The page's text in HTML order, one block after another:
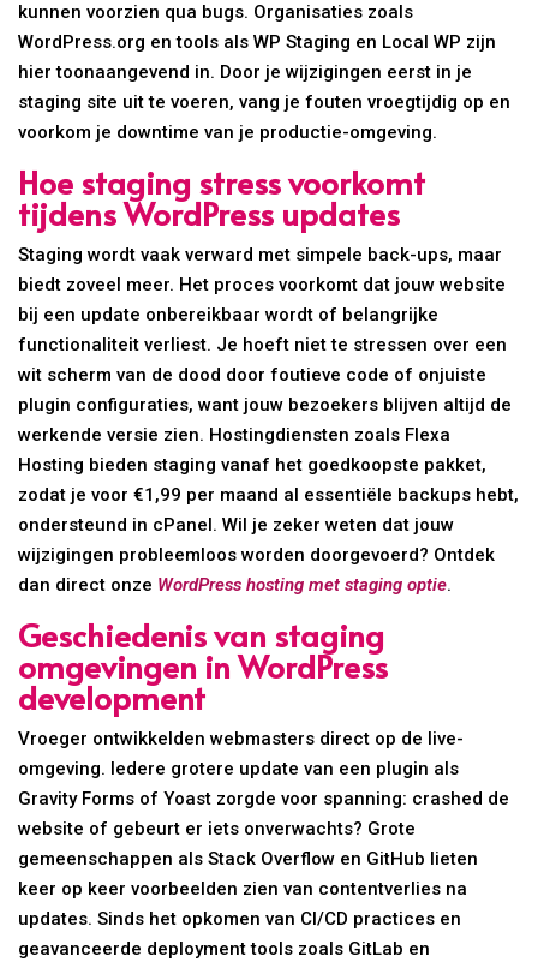
kunnen voorzien qua bugs. Organisaties zoals
WordPress.org en tools als WP Staging en Local WP zijn
hier toonaangevend in. Door je wijzigingen eerst in je
staging site uit te voeren, vang je fouten vroegtijdig op en
voorkom je downtime van je productie-omgeving.
Hoe staging stress voorkomt
tijdens WordPress updates
Staging wordt vaak verward met simpele back-ups, maar
biedt zoveel meer. Het proces voorkomt dat jouw website
bij een update onbereikbaar wordt of belangrijke
functionaliteit verliest. Je hoeft niet te stressen over een
wit scherm van de dood door foutieve code of onjuiste
plugin configuraties, want jouw bezoekers blijven altijd de
werkende versie zien. Hostingdiensten zoals Flexa
Hosting bieden staging vanaf het goedkoopste pakket,
zodat je voor €1,99 per maand al essentiële backups hebt,
ondersteund in cPanel. Wil je zeker weten dat jouw
wijzigingen probleemloos worden doorgevoerd? Ontdek
dan direct onze WordPress hosting met staging optie.
Geschiedenis van staging
omgevingen in WordPress
development
Vroeger ontwikkelden webmasters direct op de live-
omgeving. Iedere grotere update van een plugin als
Gravity Forms of Yoast zorgde voor spanning: crashed de
website of gebeurt er iets onverwachts? Grote
gemeenschappen als Stack Overflow en GitHub lieten
keer op keer voorbeelden zien van contentverlies na
updates. Sinds het opkomen van CI/CD practices en
geavanceerde deployment tools zoals GitLab en